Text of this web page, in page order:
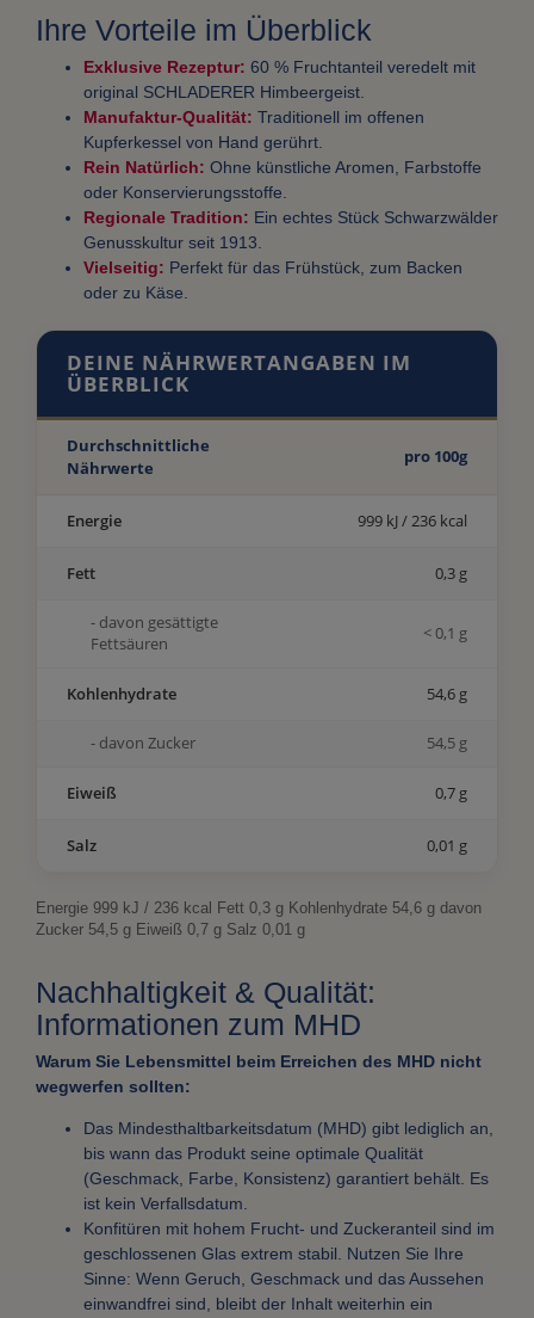
Ihre Vorteile im Überblick
Exklusive Rezeptur: 60 % Fruchtanteil veredelt mit
original SCHLADERER Himbeergeist.
Manufaktur-Qualität: Traditionell im offenen
Kupferkessel von Hand gerührt.
Rein Natürlich: Ohne künstliche Aromen, Farbstoffe
oder Konservierungsstoffe.
Regionale Tradition: Ein echtes Stück Schwarzwälder
Genusskultur seit 1913.
Vielseitig: Perfekt für das Frühstück, zum Backen
oder zu Käse.
DEINE NÄHRWERTANGABEN IM
ÜBERBLICK
Durchschnittliche
Nährwerte
pro 100g
Energie 999 kJ / 236 kcal
Fett 0,3 g
- davon gesättigte
Fettsäuren
< 0,1 g
Kohlenhydrate 54,6 g
- davon Zucker 54,5 g
Eiweiß 0,7 g
Salz 0,01 g
Energie 999 kJ / 236 kcal Fett 0,3 g Kohlenhydrate 54,6 g davon
Zucker 54,5 g Eiweiß 0,7 g Salz 0,01 g
Nachhaltigkeit & Qualität:
Informationen zum MHD
Warum Sie Lebensmittel beim Erreichen des MHD nicht
wegwerfen sollten:
Das Mindesthaltbarkeitsdatum (MHD) gibt lediglich an,
bis wann das Produkt seine optimale Qualität
(Geschmack, Farbe, Konsistenz) garantiert behält. Es
ist kein Verfallsdatum.
Konfitüren mit hohem Frucht- und Zuckeranteil sind im
geschlossenen Glas extrem stabil. Nutzen Sie Ihre
Sinne: Wenn Geruch, Geschmack und das Aussehen
einwandfrei sind, bleibt der Inhalt weiterhin ein